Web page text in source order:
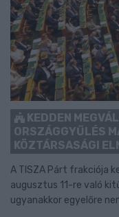
KEDDEN
ORSZÁGGYŰLÉS
KÖZTÁRSASÁGI
A TISZA Párt frakciója
augusztus 11-re való
ugyanakkor egyelőre